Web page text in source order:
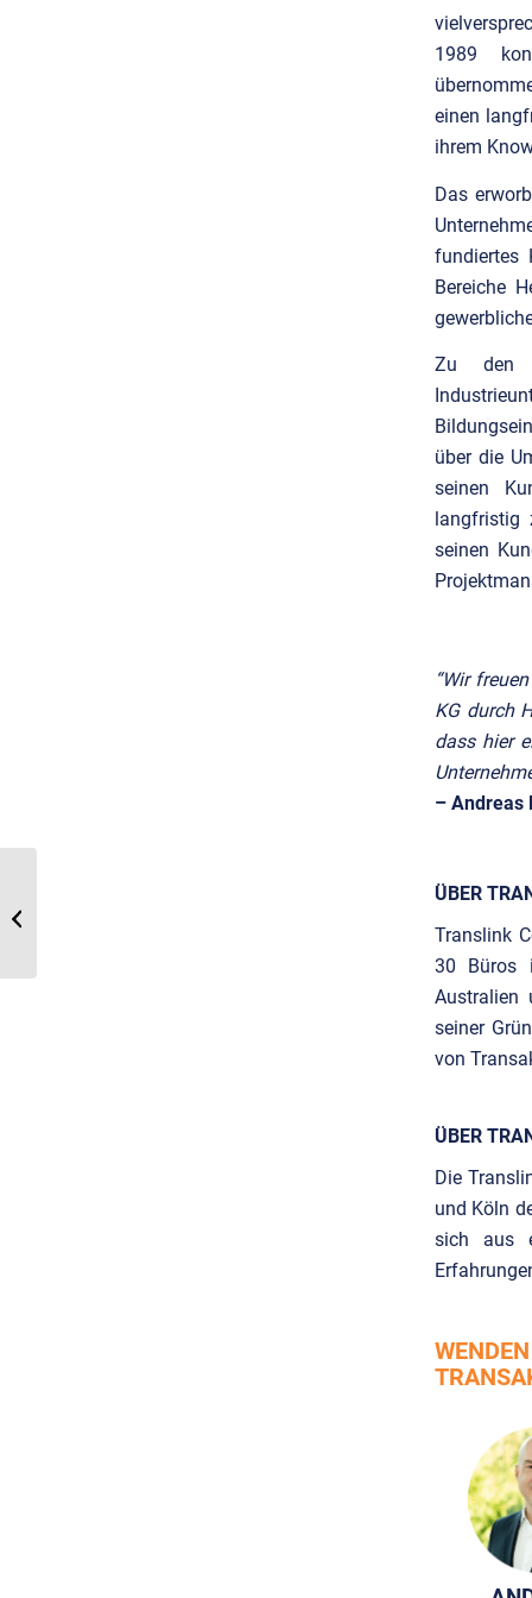
1989
einen
ihrem
Das
fundiertes
Bereiche
Zu den
über die
seinen
langfristig
seinen
“Wir
KG durch
dass hier
– Andreas
ÜBER
Translink
30 Büros
Australien
seiner
von
ÜBER
Die
und Köln
sich aus